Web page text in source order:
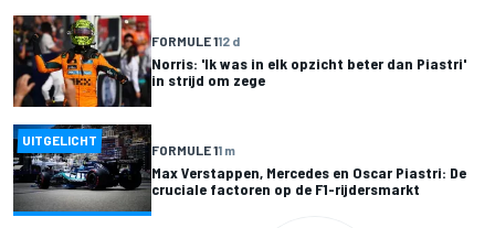
FORMULE 112 d
Norris: 'Ik was in elk opzicht beter dan Piastri'
in strijd om zege
UITGELICHT
FORMULE 11 m
Max Verstappen, Mercedes en Oscar Piastri: De
cruciale factoren op de F1-rijdersmarkt